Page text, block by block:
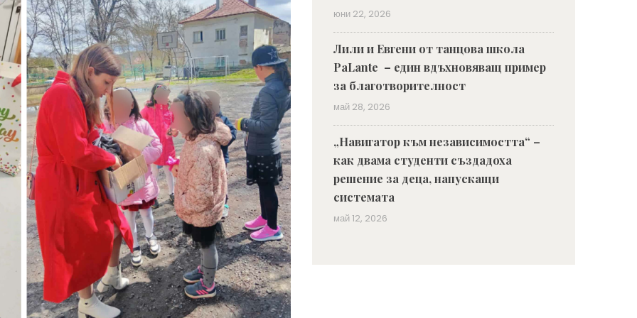
юни 22, 2026
Лили и Евгени от танцова школа
PaLante – един вдъхновяващ пример
за благотворителност
май 28, 2026
„Навигатор към независимостта“ –
как двама студенти създадоха
решение за деца, напускащи
системата
май 12, 2026